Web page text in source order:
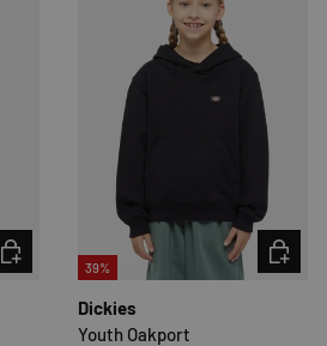
OPTIONEN AUSWÄHLEN
39%
Dickies
Youth Oakport